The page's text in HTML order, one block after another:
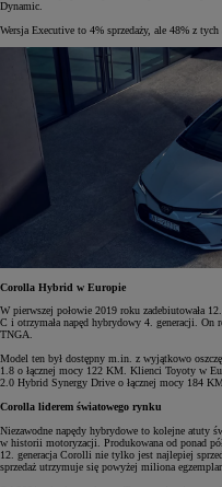
Dynamic.
Wersja Executive to 4% sprzedaży, ale 48% z
Corolla Hybrid w Europie
W pierwszej połowie 2019 roku zadebiutowała
C i otrzymała napęd hybrydowy 4. generacji. On
TNGA.
Model ten był dostępny m.in. z wyjątkowo
1.8 o łącznej mocy 122 KM. Klienci Toyoty w
2.0 Hybrid Synergy Drive o łącznej mocy 184
Corolla liderem światowego rynku
Niezawodne napędy hybrydowe to kolejne atuty
w historii motoryzacji. Produkowana od ponad
12. generacja Corolli nie tylko jest najlepiej
sprzedaż utrzymuje się powyżej miliona